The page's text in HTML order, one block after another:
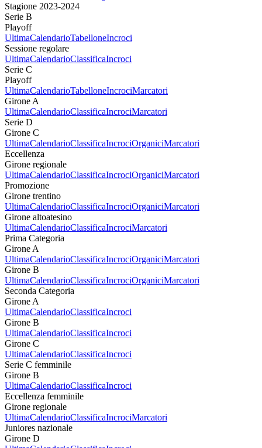
Stagione 2023-2024
Serie B
Playoff
UltimaCalendarioTabelloneIncroci
Sessione regolare
UltimaCalendarioClassificaIncroci
Serie C
Playoff
UltimaCalendarioTabelloneIncrociMarcatori
Girone A
UltimaCalendarioClassificaIncrociMarcatori
Serie D
Girone C
UltimaCalendarioClassificaIncrociOrganiciMarcatori
Eccellenza
Girone regionale
UltimaCalendarioClassificaIncrociOrganiciMarcatori
Promozione
Girone trentino
UltimaCalendarioClassificaIncrociOrganiciMarcatori
Girone altoatesino
UltimaCalendarioClassificaIncrociMarcatori
Prima Categoria
Girone A
UltimaCalendarioClassificaIncrociOrganiciMarcatori
Girone B
UltimaCalendarioClassificaIncrociOrganiciMarcatori
Seconda Categoria
Girone A
UltimaCalendarioClassificaIncroci
Girone B
UltimaCalendarioClassificaIncroci
Girone C
UltimaCalendarioClassificaIncroci
Serie C femminile
Girone B
UltimaCalendarioClassificaIncroci
Eccellenza femminile
Girone regionale
UltimaCalendarioClassificaIncrociMarcatori
Juniores nazionale
Girone D